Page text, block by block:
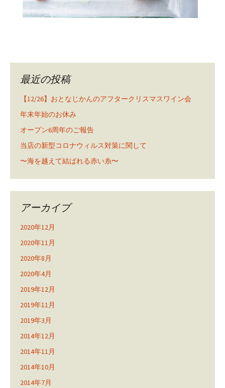
最近の投稿
【12/26】おとなじかんのアフタークリスマスワイン会
年末年始のお休み
オープン6周年のご報告
当店の新型コロナウィルス対策に関して
〜海を越えて結ばれる赤い糸〜
アーカイブ
2020年12月
2020年11月
2020年8月
2020年4月
2019年12月
2019年11月
2019年3月
2014年12月
2014年11月
2014年10月
2014年7月